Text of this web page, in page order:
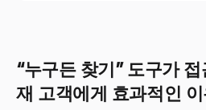
“누구든 찾기” 도구가
재 고객에게 효과적인